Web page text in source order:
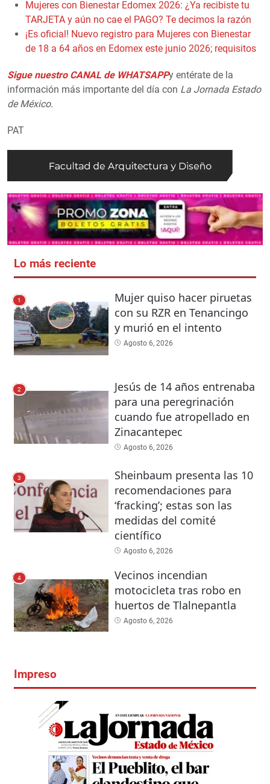
Mujeres con Bienestar Edomex 2026: ¿Ya recibiste tu
TARJETA y aún no cae el PAGO? Te decimos la razón
¡Es oficial! Nuevo registro para Mujeres con Bienestar
de 18 a 64 años en Edomex este junio 2026; requisitos
Sigue nuestro CANAL de WHATSAPPy entérate de la
información más importante del día con La Jornada Estado
de México.
PAT
Lo más reciente
1
Mujer quiso hacer piruetas
con su RZR en Tenancingo
y murió en el intento
Agosto 6, 2026
2
Jesús de 14 años entrenaba
para una peregrinación
cuando fue atropellado en
Zinacantepec
Agosto 6, 2026
3
Sheinbaum presenta las 10
recomendaciones para
‘fracking’; estas son las
medidas del comité
científico
Agosto 6, 2026
4
Vecinos incendian
motocicleta tras robo en
huertos de Tlalnepantla
Agosto 6, 2026
Impreso